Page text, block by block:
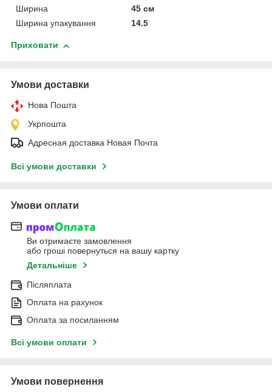
Ширина
45 см
Ширина упакування
14.5
Приховати
Умови доставки
Нова Пошта
Укрпошта
Адресная доставка Новая Почта
Всі умови доставки
Умови оплати
Ви отримаєте замовлення
або гроші повернуться на вашу картку
Детальніше
Післяплата
Оплата на рахунок
Оплата за посиланням
Всі умови оплати
Умови повернення